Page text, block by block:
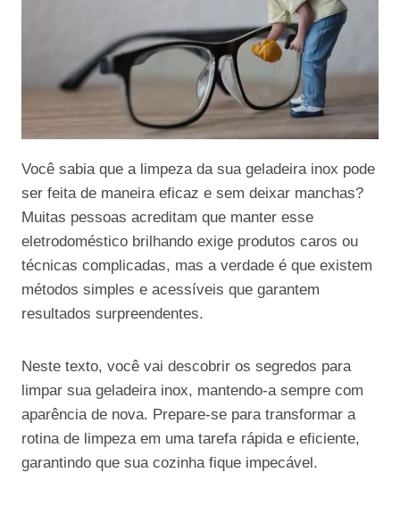
Você sabia que a limpeza da sua geladeira inox pode
ser feita de maneira eficaz e sem deixar manchas?
Muitas pessoas acreditam que manter esse
eletrodoméstico brilhando exige produtos caros ou
técnicas complicadas, mas a verdade é que existem
métodos simples e acessíveis que garantem
resultados surpreendentes.
Neste texto, você vai descobrir os segredos para
limpar sua geladeira inox, mantendo-a sempre com
aparência de nova. Prepare-se para transformar a
rotina de limpeza em uma tarefa rápida e eficiente,
garantindo que sua cozinha fique impecável.